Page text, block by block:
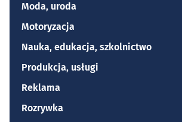
Moda, uroda
Motoryzacja
Nauka, edukacja, szkolnictwo
Produkcja, usługi
Reklama
Rozrywka